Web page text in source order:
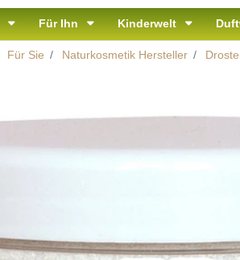
Für Ihn Kinderwelt
Für Sie Naturkosmetik Hersteller